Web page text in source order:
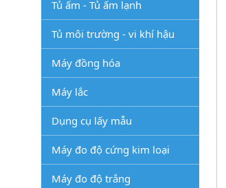
Tủ ấm - Tủ ấm lạnh
Tủ môi trường - vi khí hậu
Máy đồng hóa
Máy lắc
Dụng cụ lấy mẫu
Máy đo độ cứng kim loại
Máy đo độ trắng